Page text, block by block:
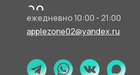
90
ежедневно 10:00 - 21:00
applezone02@yandex.ru